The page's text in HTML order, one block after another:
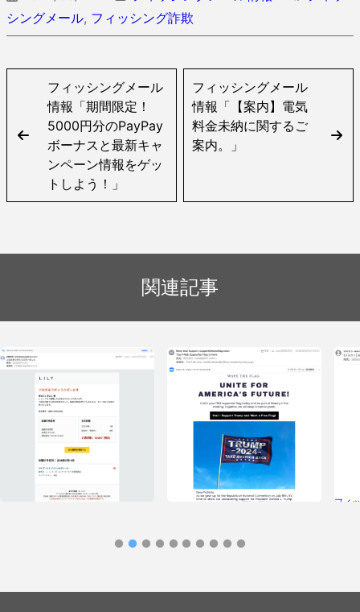
シングメール, フィッシング詐欺
フィッシングメール
情報「期間限定！
5000円分のPayPay
ボーナスと最新キャ
ンペーン情報をゲッ
トしよう！」
フィッシングメール
情報「【案内】電気
料金未納に関するご
案内。」
関連記事
フィッシングメール情報「ご注文あり
フィ